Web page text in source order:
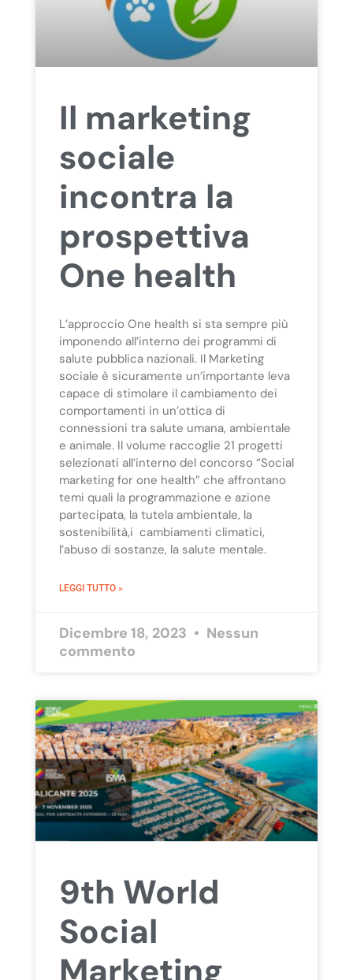
Il marketing
sociale
incontra la
prospettiva
One health
L’approccio One health si sta sempre più
imponendo all’interno dei programmi di
salute pubblica nazionali. Il Marketing
sociale è sicuramente un’importante leva
capace di stimolare il cambiamento dei
comportamenti in un’ottica di
connessioni tra salute umana, ambientale
e animale. Il volume raccoglie 21 progetti
selezionati all’interno del concorso “Social
marketing for one health” che affrontano
temi quali la programmazione e azione
partecipata, la tutela ambientale, la
sostenibilità,i cambiamenti climatici,
l’abuso di sostanze, la salute mentale.
LEGGI TUTTO »
Dicembre 18, 2023
Nessun
commento
9th World
Social
Marketing